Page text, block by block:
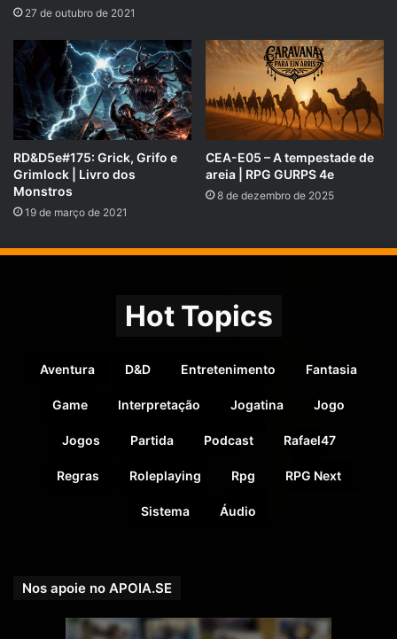
Nossa Campanha do PADRIM está no AR! Acesse e
veja nossas Metas e Recompensas para os patronos.
padrim.com.br/rpgnext
veja nossas recompensas:
27 de outubro de 2021
RD&D5e#175: Grick, Grifo e
Grimlock | Livro dos
Monstros
19 de março de 2021
CEA-E05 – A tempestade de
areia | RPG GURPS 4e
8 de dezembro de 2025
Hot Topics
Aventura D&D Entretenimento Fantasia
Game Interpretação Jogatina Jogo
Jogos Partida Podcast Rafael47
Regras Roleplaying Rpg RPG Next
Sistema Áudio
Nos apoie no APOIA.SE